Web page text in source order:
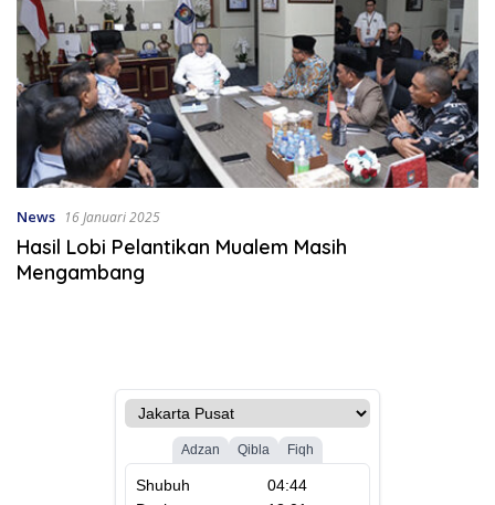
News 16 Januari 2025
Hasil Lobi Pelantikan Mualem Masih
Mengambang